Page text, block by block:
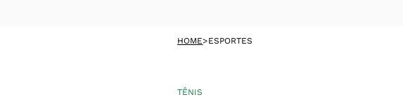
HOME>ESPORTES
TÊNIS